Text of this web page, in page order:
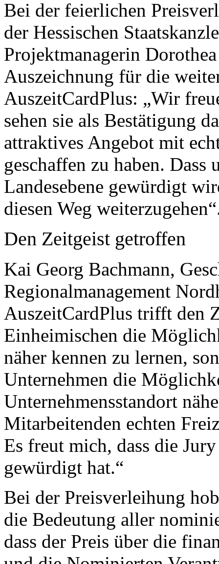
Bei der feierlichen
der Hessischen
Projektmanagerin
Auszeichnung für die
AuszeitCardPlus: „Wir
sehen sie als Bestätigung
attraktives Angebot mit
geschaffen zu haben. Dass
Landesebene gewürdigt
diesen Weg
Den Zeitgeist getroffen
Kai Georg Bachmann,
Regionalmanagement
AuszeitCardPlus trifft den
Einheimischen die
näher kennen zu lernen,
Unternehmen die
Unternehmensstandort
Mitarbeitenden echten
Es freut mich, dass die
gewürdigt hat.“
Bei der Preisverleihung
die Bedeutung aller
dass der Preis über die